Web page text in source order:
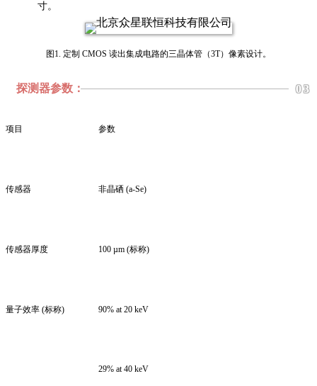
寸。
图1. 定制 CMOS 读出集成电路的三晶体管（3T）像素设计。
探测器参数： 03
项目 参数
传感器 非晶硒 (a-Se)
传感器厚度 100 µm (标称)
量子效率 (标称) 90% at 20 keV
29% at 40 keV